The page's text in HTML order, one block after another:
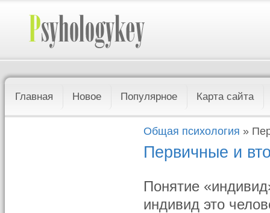
Главная Новое Популярное Карта сайта
Общая психология »
Первичные и
Понятие
индивид это